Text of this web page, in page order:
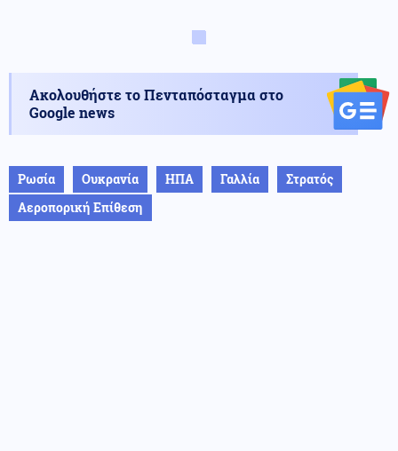
Ακολουθήστε το Πενταπόσταγμα στο
Google news
Ρωσία Ουκρανία ΗΠΑ Γαλλία
Στρατός
Αεροπορική Επίθεση